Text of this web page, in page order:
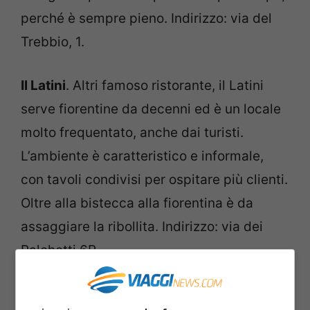
perché è sempre pieno. Indirizzo: via del
Trebbio, 1.
Il Latini. Altri famoso ristorante, il Latini
serve fiorentine da decenni ed è un locale
molto frequentato, anche dai turisti.
L’ambiente è caratteristico e informale,
con tavoli condivisi per ospitare più clienti.
Oltre alla bistecca alla fiorentina è da
assaggiare la ribollita. Indirizzo: via dei
Palchetti 6R.
. Un altro locale storico, che